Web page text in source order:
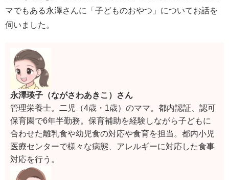
マでもある永澤さんに「子どものおやつ」についてお話を
伺いました。
永澤瑛子（ながさわあきこ）さん
管理栄養士。二児（4歳・1歳）のママ。都内認証、認可
保育園で6年半勤務。保育補助を経験しながら子どもに
合わせた離乳食や幼児食の対応や食育を担当。都内小児
医療センターで様々な病態、アレルギーに対応した食事
対応を行う。